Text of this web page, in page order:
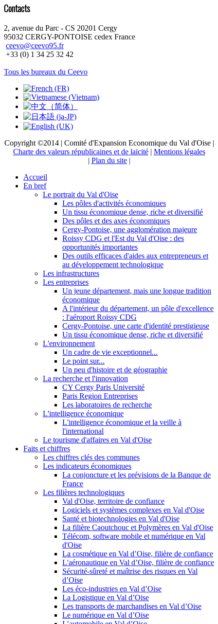
Contacts
2, avenue du Parc - CS 20201 Cergy
95032 CERGY-PONTOISE cedex France
ceevo@ceevo95.fr
+33 (0) 1 34 25 32 42
Tous les bureaux du Ceevo
Copyright ©2014 | Comité d'Expansion Economique du Val d'Oise |
Charte des valeurs républicaines et de laicité| Mentions légales
| Plan du site |
Accueil
En bref
Le portrait du Val d'Oise
Les pôles d'activités économiques
Un tissu économique dense, riche et diversifié
Des pôles et des axes économiques
Cergy-Pontoise, une agglomération majeure
Roissy CDG et l'Est du Val d'Oise : des
opportunités importantes
Des outils efficaces d'aides aux entrepreneurs et
au développement technologique
Les infrastructures
Les entreprises
Un jeune département, mais une longue tradition
économique
A l'intérieur du département, un pôle d'excellence
: l'aéroport Roissy CDG
Cergy-Pontoise, une carte d'identité prestigieuse
Un tissu économique dense, riche et diversifié
L'environnement
Un cadre de vie exceptionnel...
Le point sur...
Un peu d'histoire et de géographie
La recherche et l'innovation
CY Cergy Paris Université
Paris Region Entreprises
Les laboratoires de recherche
L'intelligence économique
L'intelligence économique et la veille à
l'international
Le tourisme d'affaires en Val d'Oise
Faits et chiffres
Les chiffres clés des communes
Les indicateurs économiques
La conjoncture et les prévisions de la Banque de
France
Les filières technologiques
Val d'Oise, territoire de confiance
Logiciels et systèmes complexes en Val d'Oise
Santé et biotechnologies en Val d'Oise
La filière Caoutchouc et Polymères en Val d'Oise
Télécom, software mobile et numérique en Val
d'Oise
La cosmétique en Val d’Oise, filière de confiance
L'aéronautique en Val d’Oise, filière de confiance
Sécurité-sûreté et maîtrise des risques en Val
d’Oise
Les éco-industries en Val d’Oise
La Logistique en Val d’Oise
Les transports de marchandises en Val d’Oise
Le numérique en Val d’Oise